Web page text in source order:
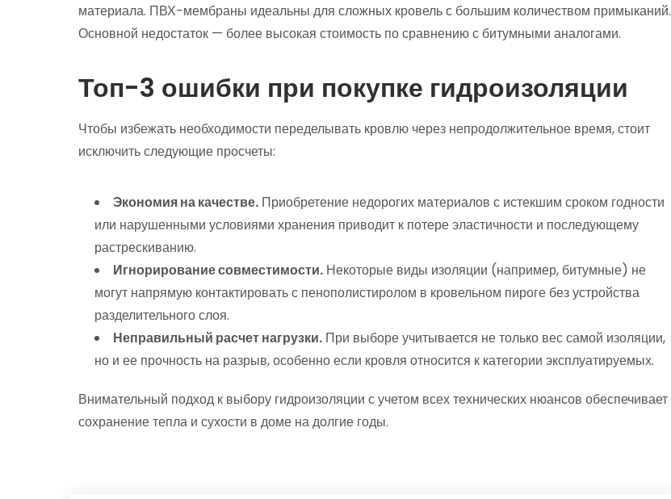
материала. ПВХ-мембраны идеальны для сложных кровель с большим количеством примыканий.
Основной недостаток — более высокая стоимость по сравнению с битумными аналогами.
Топ-3 ошибки при покупке гидроизоляции
Чтобы избежать необходимости переделывать кровлю через непродолжительное время, стоит
исключить следующие просчеты:
Экономия на качестве. Приобретение недорогих материалов с истекшим сроком годности
или нарушенными условиями хранения приводит к потере эластичности и последующему
растрескиванию.
Игнорирование совместимости. Некоторые виды изоляции (например, битумные) не
могут напрямую контактировать с пенополистиролом в кровельном пироге без устройства
разделительного слоя.
Неправильный расчет нагрузки. При выборе учитывается не только вес самой изоляции,
но и ее прочность на разрыв, особенно если кровля относится к категории эксплуатируемых.
Внимательный подход к выбору гидроизоляции с учетом всех технических нюансов обеспечивает
сохранение тепла и сухости в доме на долгие годы.